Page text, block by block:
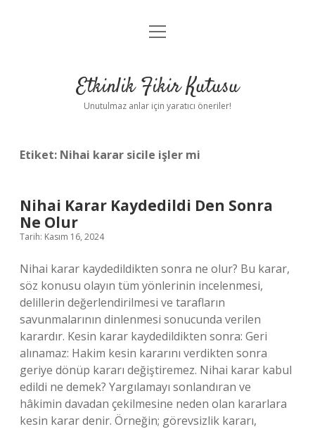
Anasayfa
Yasal Uyarı
menüyü
Etkinlik Fikir Kutusu
Unutulmaz anlar için yaratıcı öneriler!
Etiket: Nihai karar sicile işler mi
Nihai Karar Kaydedildi Den Sonra
Ne Olur
Tarih: Kasım 16, 2024
Nihai karar kaydedildikten sonra ne olur? Bu karar,
söz konusu olayın tüm yönlerinin incelenmesi,
delillerin değerlendirilmesi ve tarafların
savunmalarının dinlenmesi sonucunda verilen
karardır. Kesin karar kaydedildikten sonra: Geri
alınamaz: Hakim kesin kararını verdikten sonra
geriye dönüp kararı değiştiremez. Nihai karar kabul
edildi ne demek? Yargılamayı sonlandıran ve
hâkimin davadan çekilmesine neden olan kararlara
kesin karar denir. Örneğin; görevsizlik kararı,